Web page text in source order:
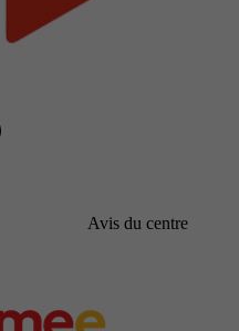
Avis du centre